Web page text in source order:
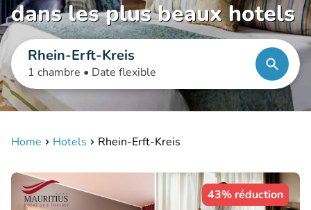
dans les plus beaux hotels
Rhein-Erft-Kreis
1 chambre • Date flexible
Home Hotels Rhein-Erft-Kreis
43% réduction